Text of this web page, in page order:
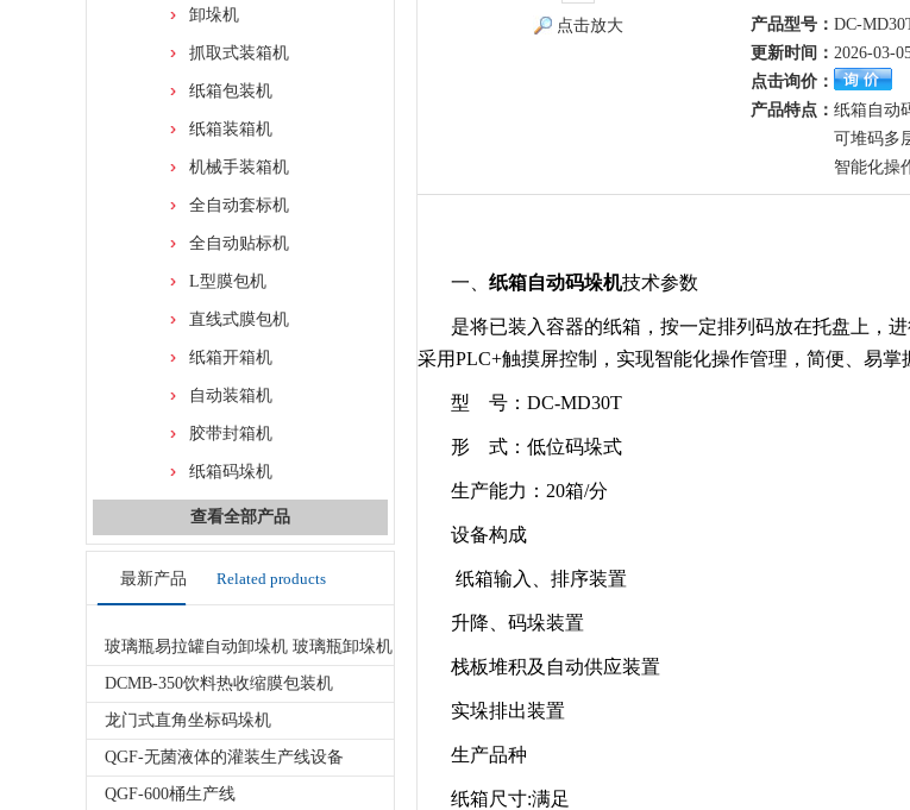
卸垛机
抓取式装箱机
纸箱包装机
纸箱装箱机
机械手装箱机
全自动套标机
全自动贴标机
L型膜包机
直线式膜包机
纸箱开箱机
自动装箱机
胶带封箱机
纸箱码垛机
查看全部产品
最新产品 Related products
玻璃瓶易拉罐自动卸垛机 玻璃瓶卸垛机
DCMB-350饮料热收缩膜包装机
龙门式直角坐标码垛机
QGF-无菌液体的灌装生产线设备
QGF-600桶生产线
点击放大
产品型号： DC-
更新时间： 2026-03-
点击询价：
产品特点： 纸箱自动
可堆码多
智能化操
一、 纸箱自动码垛机技术参数
是将已装入容器的纸箱，按一定排列码放在托盘上，
采用PLC+触摸屏控制，实现智能化操作管理，简便、易掌
型 号：DC-MD30T
形 式：低位码垛式
生产能力：20箱/分
设备构成
纸箱输入、排序装置
升降、码垛装置
栈板堆积及自动供应装置
实垛排出装置
生产品种
纸箱尺寸:满足